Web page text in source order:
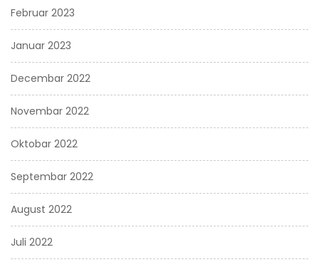
Februar 2023
Januar 2023
Decembar 2022
Novembar 2022
Oktobar 2022
Septembar 2022
August 2022
Juli 2022